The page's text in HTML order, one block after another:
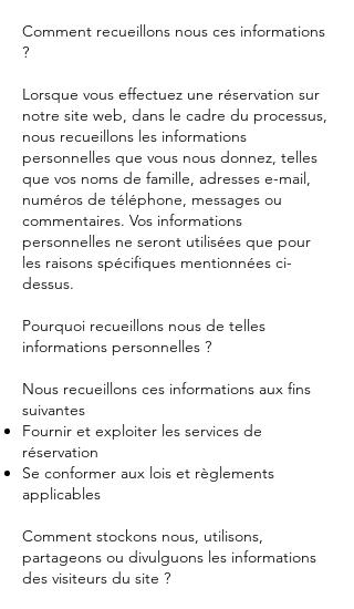
Comment recueillons nous ces informations
?
Lorsque vous effectuez une réservation sur
notre site web, dans le cadre du processus,
nous recueillons les informations
personnelles que vous nous donnez, telles
que vos noms de famille, adresses e-mail,
numéros de téléphone, messages ou
commentaires. Vos informations
personnelles ne seront utilisées que pour
les raisons spécifiques mentionnées ci-
dessus.
Pourquoi recueillons nous de telles
informations personnelles ?
Nous recueillons ces informations aux fins
suivantes
Fournir et exploiter les services de
réservation
Se conformer aux lois et règlements
applicables
Comment stockons nous, utilisons,
partageons ou divulguons les informations
des visiteurs du site ?